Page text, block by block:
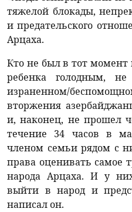
тяжелой блокады,
и предательского
Арцаха.
Кто не был в тот момент
ребенка голодным,
израненном/
вторжения
и, наконец, не прошел
течение 34 часов в
членом семьи рядом с
права оценивать самое
народа Арцаха. И у
выйти в народ и
написал он.